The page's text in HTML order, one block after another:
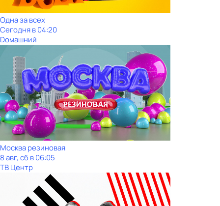
Одна за всех
Сегодня в 04:20
Dомашний
Москва резиновая
8 авг, сб в 06:05
ТВ Центр